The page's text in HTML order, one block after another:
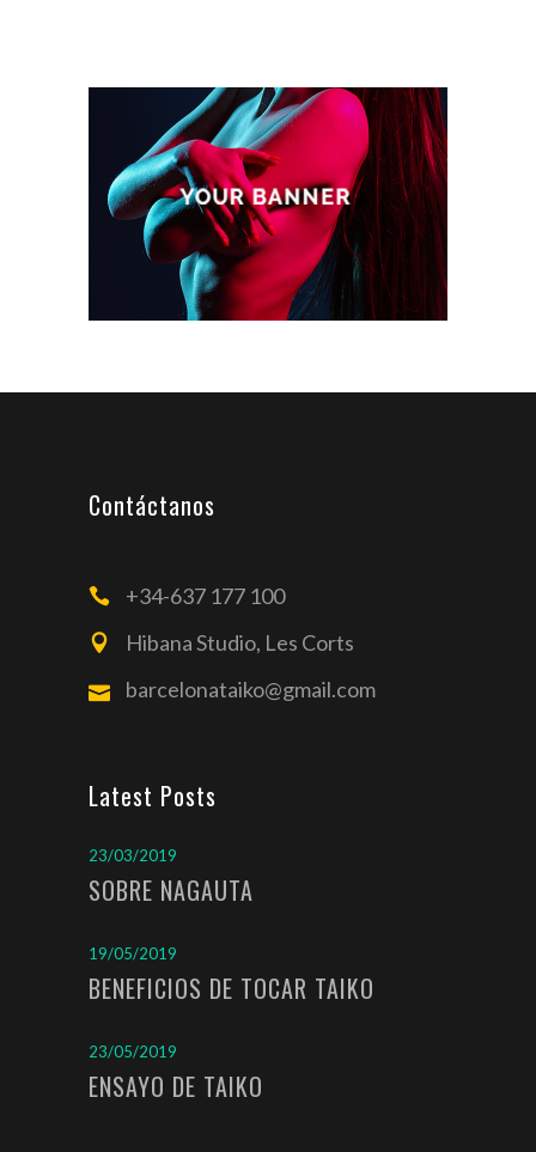
Contáctanos
+34-637 177 100
Hibana Studio, Les Corts
barcelonataiko@gmail.com
Latest Posts
23/03/2019
SOBRE NAGAUTA
19/05/2019
BENEFICIOS DE TOCAR TAIKO
23/05/2019
ENSAYO DE TAIKO